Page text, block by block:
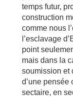
temps futur,
construction
comme nous
l’esclavage
point
mais dans la
soumission et
d’une pensée
sectaire, en